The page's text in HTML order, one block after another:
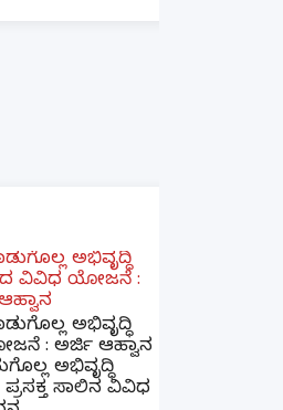
ಅಭಿವೃದ್ಧಿ
ವಿವಿಧ ಯೋಜನೆ :
ಅಭಿವೃದ್ಧಿ
: ಅರ್ಜಿ ಆಹ್ವಾನ
ಅಭಿವೃದ್ಧಿ
ಸಾಲಿನ ವಿವಿಧ